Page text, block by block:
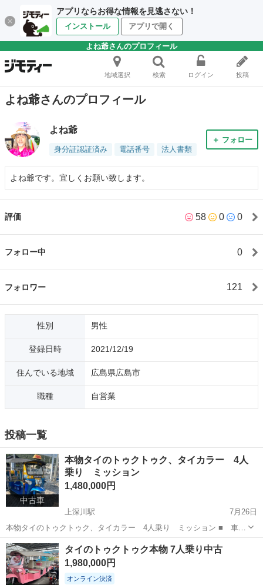
アプリならお得な情報を見逃さない！
インストール アプリで開く
よね爺さんのプロフィール
地域選択 検索 ログイン 投稿
よね爺さんのプロフィール
よね爺
身分証認証済み 電話番号 法人書類
＋ フォロー
よね爺です。宜しくお願い致します。
評価 58 0 0
フォロー中 0
フォロワー 121
性別 男性
登録日時 2021/12/19
住んでいる地域 広島県広島市
職種 自営業
投稿一覧
中古車
本物タイのトゥクトゥク、タイカラー 4人
乗り ミッション
1,480,000円
上深川駅
7月26日
本物タイのトゥクトゥク、タイカラー 4人乗り ミッション ■ 車両
本体価格：148万円 ■ メーカー名：トゥクトゥク ■ 車種名：エキス
パーティス ■ 排気量：ガソリン660c c ■ ミッション： ミッション
抹消登録...
広島 広島市 上深川駅 その他
タイのトゥクトゥク本物 7人乗り中古
1,980,000円
オンライン決済